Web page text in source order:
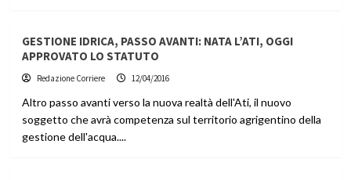
GESTIONE IDRICA, PASSO AVANTI: NATA L’ATI, OGGI
APPROVATO LO STATUTO
Redazione Corriere 12/04/2016
Altro passo avanti verso la nuova realtà dell'Ati, il nuovo
soggetto che avrà competenza sul territorio agrigentino della
gestione dell'acqua....